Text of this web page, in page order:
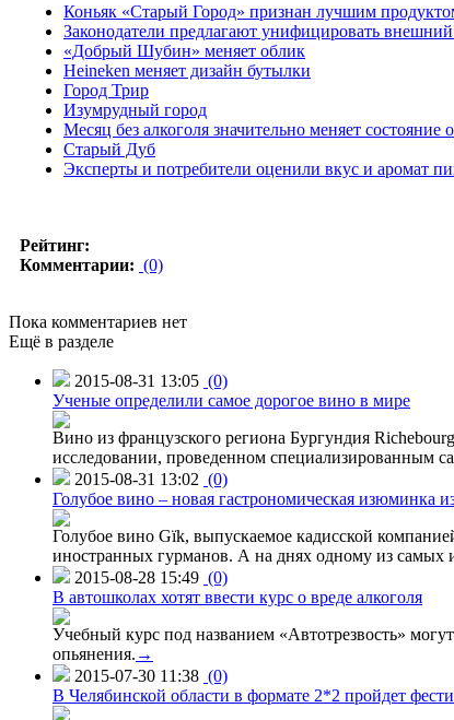
Коньяк «Старый Город» признан лучшим
Законодатели предлагают унифицировать
«Добрый Шубин» меняет облик
Heineken меняет дизайн бутылки
Город Трир
Изумрудный город
Месяц без алкоголя значительно меняет состояние
Старый Дуб
Эксперты и потребители оценили вкус и аромат
Рейтинг:
Комментарии: (0)
Пока комментариев нет
Ещё в разделе
2015-08-31 13:05 (0)
Ученые определили самое дорогое вино в мире
Вино из французского региона Бургундия
исследовании, проведенном специализированным
2015-08-31 13:02 (0)
Голубое вино – новая гастрономическая изюминка
Голубое вино Gïk, выпускаемое кадисской
иностранных гурманов. А на днях одному из самых
2015-08-28 15:49 (0)
В автошколах хотят ввести курс о вреде алкоголя
Учебный курс под названием «Автотрезвость»
опьянения. →
2015-07-30 11:38 (0)
В Челябинской области в формате 2*2 пройдет